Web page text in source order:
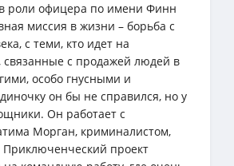
роли офицера по имени Финн
миссия в жизни – борьба с
с теми, кто идет на
связанные с продажей людей в
особо гнусными и
он бы не справился, но у
Он работает с
Морган, криминалистом,
Приключенческий проект